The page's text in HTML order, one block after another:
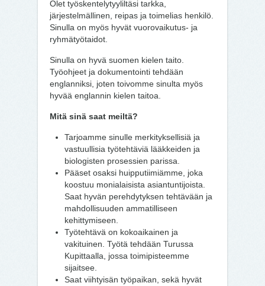
Olet työskentelytyyliltäsi tarkka,
järjestelmällinen, reipas ja toimelias henkilö.
Sinulla on myös hyvät vuorovaikutus- ja
ryhmätyötaidot.
Sinulla on hyvä suomen kielen taito.
Työohjeet ja dokumentointi tehdään
englanniksi, joten toivomme sinulta myös
hyvää englannin kielen taitoa.
Mitä sinä saat meiltä?
Tarjoamme sinulle merkityksellisiä ja
vastuullisia työtehtäviä lääkkeiden ja
biologisten prosessien parissa.
Pääset osaksi huipputiimiämme, joka
koostuu monialaisista asiantuntijoista.
Saat hyvän perehdytyksen tehtävään ja
mahdollisuuden ammatilliseen
kehittymiseen.
Työtehtävä on kokoaikainen ja
vakituinen. Työtä tehdään Turussa
Kupittaalla, jossa toimipisteemme
sijaitsee.
Saat viihtyisän työpaikan, sekä hyvät